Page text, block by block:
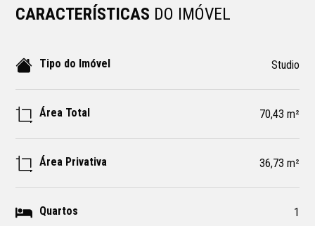
CARACTERÍSTICAS DO IMÓVEL
Tipo do Imóvel Studio
Área Total 70,43 m²
Área Privativa 36,73 m²
Quartos 1